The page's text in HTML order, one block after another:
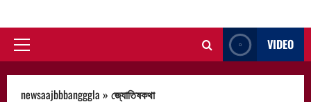
Primary
VIDEO
newsaajbbbangggla » জ্যোতিষকথা